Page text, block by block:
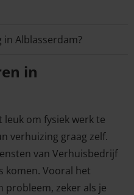
Alblasserdam?
in
om fysiek werk te
verhuizing graag zelf.
van Verhuisbedrijf
komen. Vooral het
zeker als je